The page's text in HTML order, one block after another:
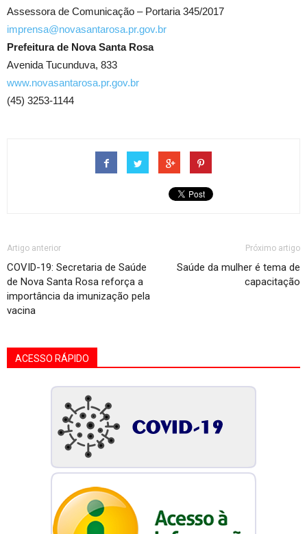
Assessora de Comunicação – Portaria 345/2017
imprensa@novasantarosa.pr.gov.br
Prefeitura de Nova Santa Rosa
Avenida Tucunduva, 833
www.novasantarosa.pr.gov.br
(45) 3253-1144
Artigo anterior
COVID-19: Secretaria de Saúde
de Nova Santa Rosa reforça a
importância da imunização pela
vacina
Próximo artigo
Saúde da mulher é tema de
capacitação
ACESSO RÁPIDO